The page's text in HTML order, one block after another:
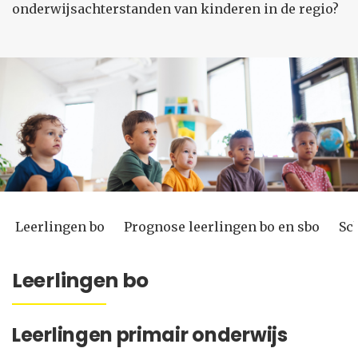
onderwijsachterstanden van kinderen in de regio?
Leerlingen bo Prognose leerlingen bo en sbo
Leerlingen bo
Leerlingen primair onderwijs